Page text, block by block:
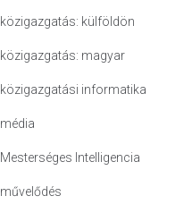
közigazgatás: külföldön
közigazgatás: magyar
közigazgatási informatika
média
Mesterséges Intelligencia
művelődés